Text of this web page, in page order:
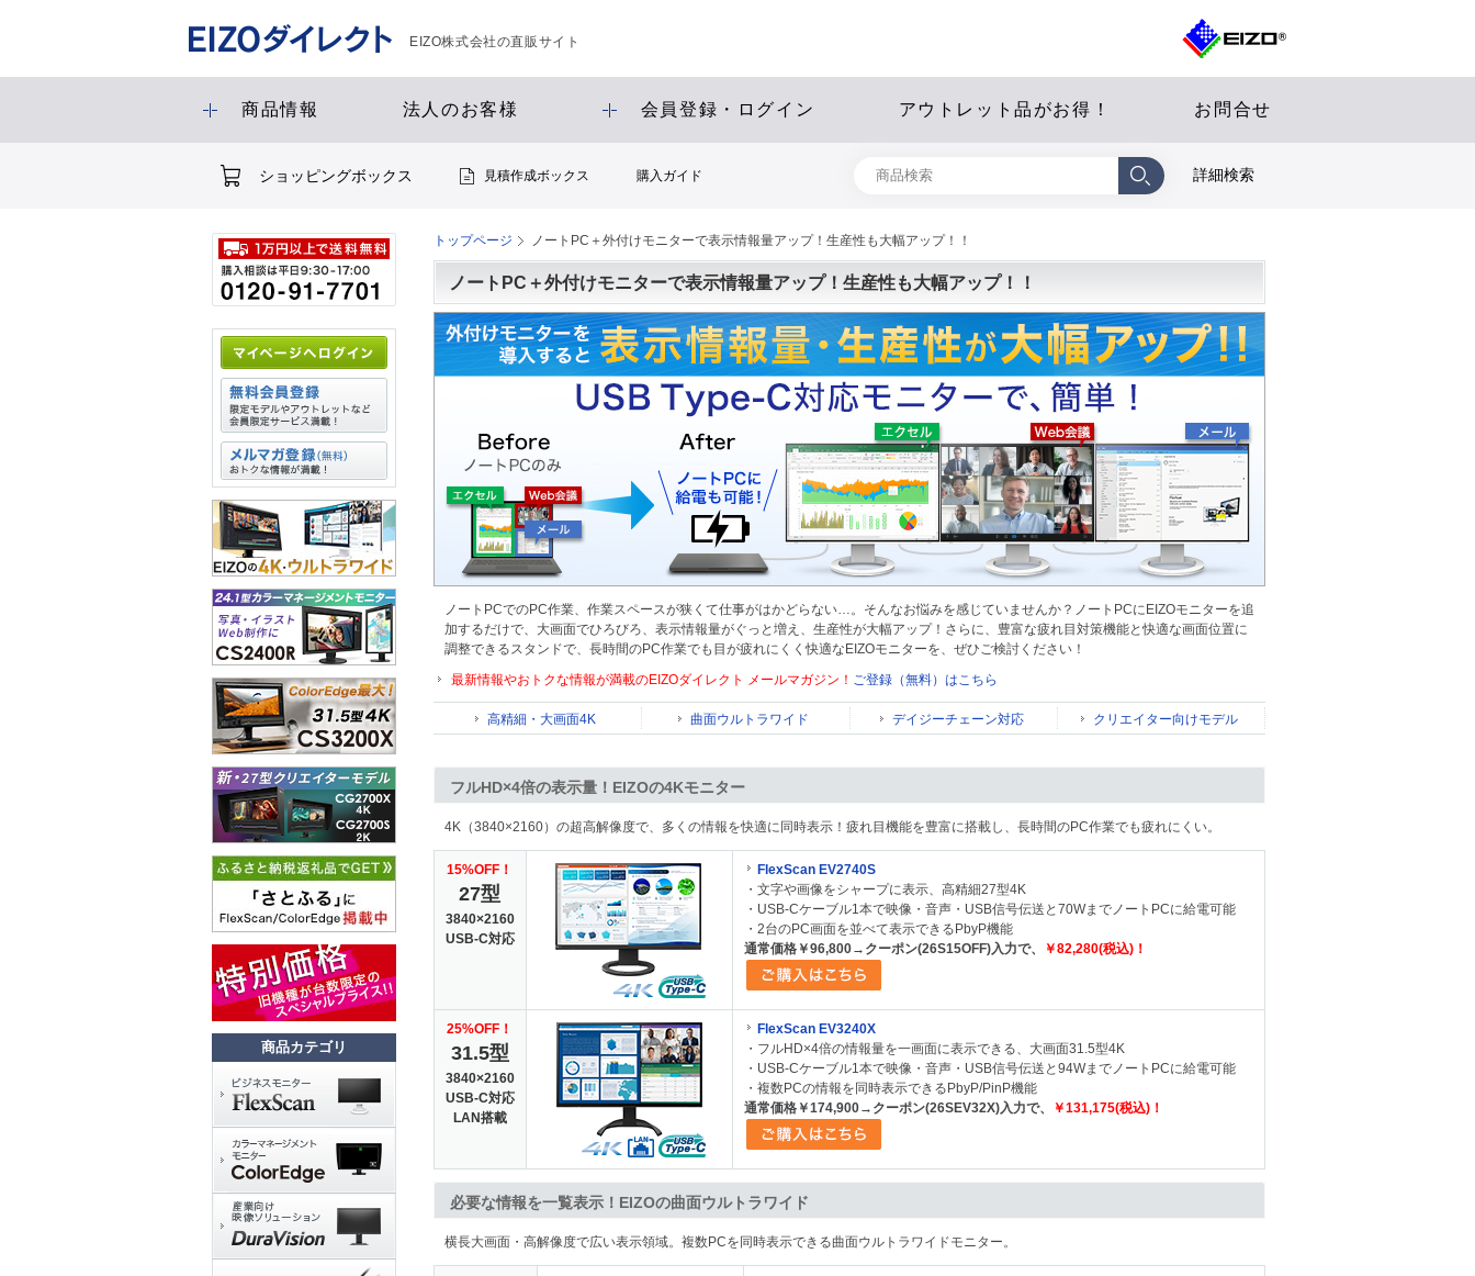
EIZO株式会社の直販サイト
商品情報 法人のお客様 会員登録・ログイン アウトレット品がお得！ お問合せ
ショッピングボックス 見積作成ボックス 購入ガイド 詳細検索
商品カテゴリ
トップページ ノートPC＋外付けモニターで表示情報量アップ！生産性も大幅アップ！！
ノートPC＋外付けモニターで表示情報量アップ！生産性も大幅アップ！！
ノートPCでのPC作業、作業スペースが狭くて仕事がはかどらない…。そんなお悩みを感じていませんか？ノートPCにEIZOモニターを追
加するだけで、大画面でひろびろ、表示情報量がぐっと増え、生産性が大幅アップ！さらに、豊富な疲れ目対策機能と快適な画面位置に
調整できるスタンドで、長時間のPC作業でも目が疲れにくく快適なEIZOモニターを、ぜひご検討ください！
最新情報やおトクな情報が満載のEIZOダイレクト メールマガジン！ ご登録（無料）はこちら
高精細・大画面4K 曲面ウルトラワイド デイジーチェーン対応 クリエイター向けモデル
フルHD×4倍の表示量！ EIZOの4Kモニター
4K（3840×2160）の超高解像度で、多くの情報を快適に同時表示！疲れ目機能を豊富に搭載し、長時間のPC作業でも疲れにくい。
15%OFF！
27型
3840×2160
USB-C対応
FlexScan EV2740S
・文字や画像をシャープに表示、高精細27型4K
・USB-Cケーブル1本で映像・音声・USB信号伝送と70WまでノートPCに給電可能
・2台のPC画面を並べて表示できるPbyP機能
通常価格￥96,800→クーポン(26S15OFF)入力で、
￥82,280(税込)！
25%OFF！
31.5型
3840×2160
USB-C対応
LAN搭載
FlexScan EV3240X
・フルHD×4倍の情報量を一画面に表示できる、大画面31.5型4K
・USB-Cケーブル1本で映像・音声・USB信号伝送と94WまでノートPCに給電可能
・複数PCの情報を同時表示できるPbyP/PinP機能
通常価格￥174,900→クーポン(26SEV32X)入力で、
￥131,175(税込)！
必要な情報を一覧表示！ EIZOの曲面ウルトラワイド
横長大画面・高解像度で広い表示領域。複数PCを同時表示できる曲面ウルトラワイドモニター。